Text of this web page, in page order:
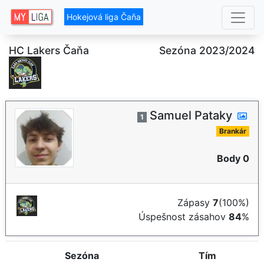
Hokejová liga Čaňa
HC Lakers Čaňa Sezóna 2023/2024
1 Samuel Pataky
Brankár
Body 0
Zápasy 7(100%)
Úspešnost zásahov 84%
Sezóna Tím